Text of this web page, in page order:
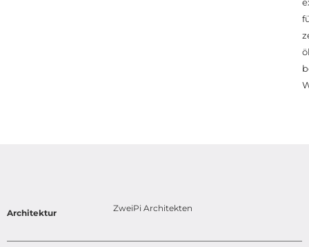
Architektur ZweiPi Architekten